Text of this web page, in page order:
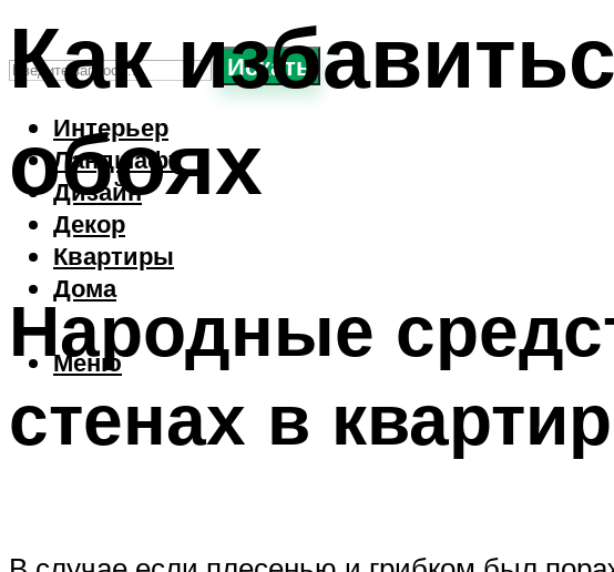
Искать
Интерьер
Ландшафт
Дизайн
Декор
Квартиры
Дома
Меню
Как
обоях
Народные
стенах в